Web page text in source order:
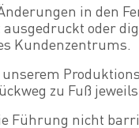
in den
oder
Kundenzentrums.
zu Fuß
Führung nicht